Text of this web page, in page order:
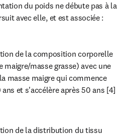
du poids ne débute pas à la
avec elle, et est associée :
de la composition corporelle
maigre/masse grasse) avec une
masse maigre qui commence
ans et s'accélère après 50 ans [4]
de la distribution du tissu